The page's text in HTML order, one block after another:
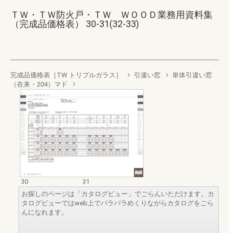
ＴＷ・ＴＷ防火戸・ＴＷ ＷＯＯＤ業務用資料集
（完成品価格表） 30-31(32-33)
完成品価格表［TW トリプルガラス］ 引違い窓
単体引違い窓
（在来・204）マド
30
31
お探しのページは「カタログビュー」でごらんいただけます。カ
タログビューではweb上でパラパラめくりながらカタログをごら
んになれます。